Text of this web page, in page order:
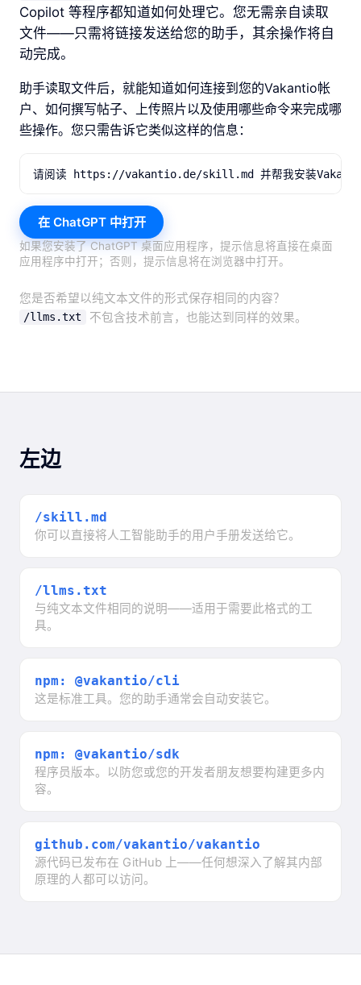
Copilot 等程序都知道如何处理它。您无需亲自读取
文件——只需将链接发送给您的助手，其余操作将自
动完成。
助手读取文件后，就能知道如何连接到您的Vakantio帐
户、如何撰写帖子、上传照片以及使用哪些命令来完成哪
些操作。您只需告诉它类似这样的信息：
请阅读 https://vakantio.de/skill.md 并帮我安装Vakantio
在 ChatGPT 中打开
如果您安装了 ChatGPT 桌面应用程序，提示信息将直接在桌面
应用程序中打开；否则，提示信息将在浏览器中打开。
您是否希望以纯文本文件的形式保存相同的内容？
/llms.txt 不包含技术前言，也能达到同样的效果。
左边
/skill.md
你可以直接将人工智能助手的用户手册发送给它。
/llms.txt
与纯文本文件相同的说明——适用于需要此格式的工
具。
npm: @vakantio/cli
这是标准工具。您的助手通常会自动安装它。
npm: @vakantio/sdk
程序员版本。以防您或您的开发者朋友想要构建更多内
容。
github.com/vakantio/vakantio
源代码已发布在 GitHub 上——任何想深入了解其内部
原理的人都可以访问。